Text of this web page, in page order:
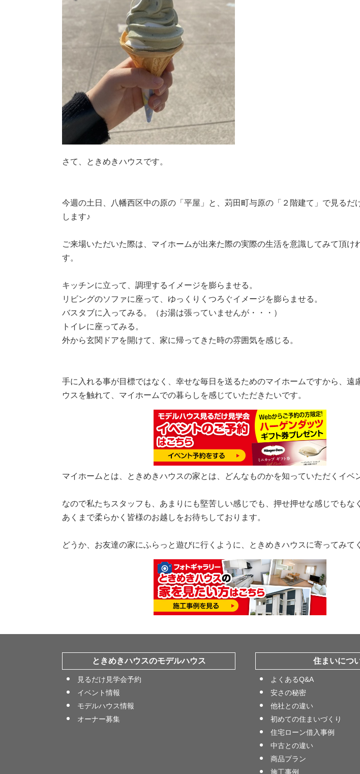
さて、ときめきハウスです。
今週の土日、八幡西区中の原の「平屋」と、苅田町与原の「２階建て」で見るだ
します♪
ご来場いただいた際は、マイホームが出来た際の実際の生活を意識してみて頂け
す。
キッチンに立って、調理するイメージを膨らませる。
リビングのソファに座って、ゆっくりくつろぐイメージを膨らませる。
バスタブに入ってみる。（お湯は張っていませんが・・・）
トイレに座ってみる。
外から玄関ドアを開けて、家に帰ってきた時の雰囲気を感じる。
手に入れる事が目標ではなく、幸せな毎日を送るためのマイホームですから、遠
ウスを触れて、マイホームでの暮らしを感じていただきたいです。
マイホームとは、ときめきハウスの家とは、どんなものかを知っていただくイベ
なので私たちスタッフも、あまりにも堅苦しい感じでも、押せ押せな感じでもな
あくまで柔らかく皆様のお越しをお待ちしております。
どうか、お友達の家にふらっと遊びに行くように、ときめきハウスに寄ってみて
ときめきハウスのモデルハウス
見るだけ見学会予約
イベント情報
モデルハウス情報
オーナー募集
住まいにつ
よくあるQ&A
安さの秘密
他社との違い
初めての住まいづくり
住宅ローン借入事例
中古との違い
商品プラン
施工事例